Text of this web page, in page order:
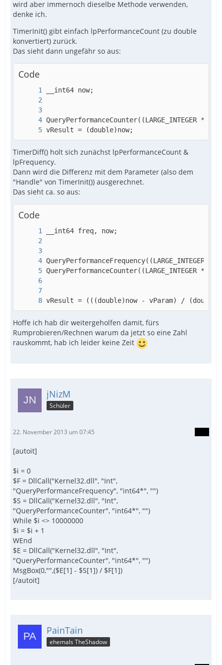
wird aber immernoch dieselbe Methode verwenden,
denke ich.
TimerInit() gibt einfach lpPerformanceCount (zu double
konvertiert) zurück.
Das sieht dann ungefähr so aus:
Code
vResult = (double)now;
TimerDiff() holt sich zunächst lpPerformanceCount &
lpFrequency.
Dann wird die Differenz mit dem Parameter (also dem
"Handle" von TimerInit()) ausgerechnet.
Das sieht ca. so aus:
Code
vResult = (((double)now - vParam) /
Hoffe ich hab dir weitergeholfen damit, fürs
Rumprobieren/Rechnen warum da jetzt so eine Zahl
rauskommt, hab ich leider keine Zeit
jNizM
Schüler
22. November 2013 um 07:45
[autoit]
$i = 0
$F = DllCall("Kernel32.dll", "Int",
"QueryPerformanceFrequency", "int64*", "")
$S = DllCall("Kernel32.dll", "Int",
"QueryPerformanceCounter", "int64*", "")
While $i <> 10000000
$i = $i + 1
WEnd
$E = DllCall("Kernel32.dll", "Int",
"QueryPerformanceCounter", "int64*", "")
MsgBox(0,"",($E[1] - $S[1]) / $F[1])
[/autoit]
PainTain
ehemals TheShadow